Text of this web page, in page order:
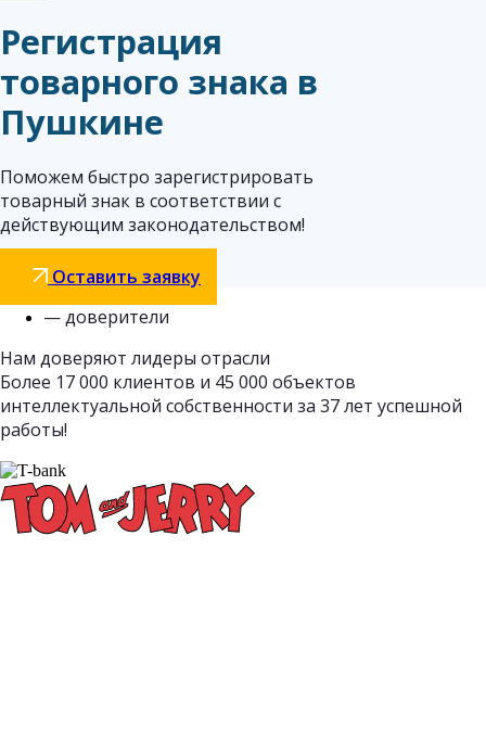
Регистрация
товарного знака в
Пушкине
Поможем быстро зарегистрировать
товарный знак в соответствии с
действующим законодательством!
Оставить заявку
— доверители
Нам доверяют лидеры отрасли
Более 17 000 клиентов и 45 000 объектов
интеллектуальной собственности за 37 лет успешной
работы!